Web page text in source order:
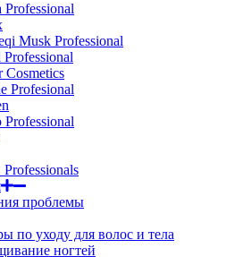
Professional
Musk Professional
Cosmetics
Profesional
Professional
проблемы
по уходу для волос и тела
ногтей